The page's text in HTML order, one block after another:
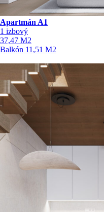
Apartmán A1
1 izbový
37,47 M2
Balkón 11,51 M2